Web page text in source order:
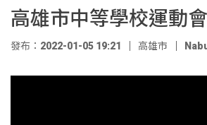
高雄市中等學校運動
發布：2022-01-05 19:21 高雄市